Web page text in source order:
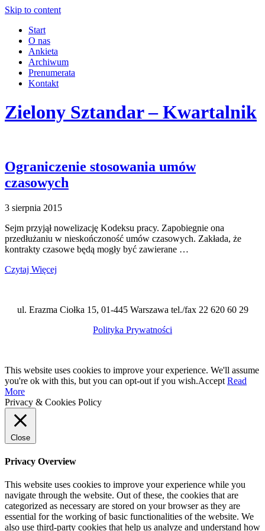
Skip to content
Start
O nas
Ankieta
Archiwum
Prenumerata
Kontakt
Zielony Sztandar – Kwartalnik
Ograniczenie stosowania umów
czasowych
3 sierpnia 2015
Sejm przyjął nowelizację Kodeksu pracy. Zapobiegnie ona
przedłużaniu w nieskończoność umów czasowych. Zakłada, że
kontrakty czasowe będą mogły być zawierane …
Czytaj Więcej
ul. Erazma Ciołka 15, 01-445 Warszawa tel./fax 22 620 60 29
Polityka Prywatności
This website uses cookies to improve your experience. We'll assume
you're ok with this, but you can opt-out if you wish.Accept Read
More
Privacy & Cookies Policy
Close
Privacy Overview
This website uses cookies to improve your experience while you
navigate through the website. Out of these, the cookies that are
categorized as necessary are stored on your browser as they are
essential for the working of basic functionalities of the website. We
also use third-party cookies that help us analyze and understand how